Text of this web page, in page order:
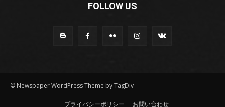
FOLLOW US
© Newspaper WordPress Theme by TagDiv
プライバシーポリシー お問い合わせ